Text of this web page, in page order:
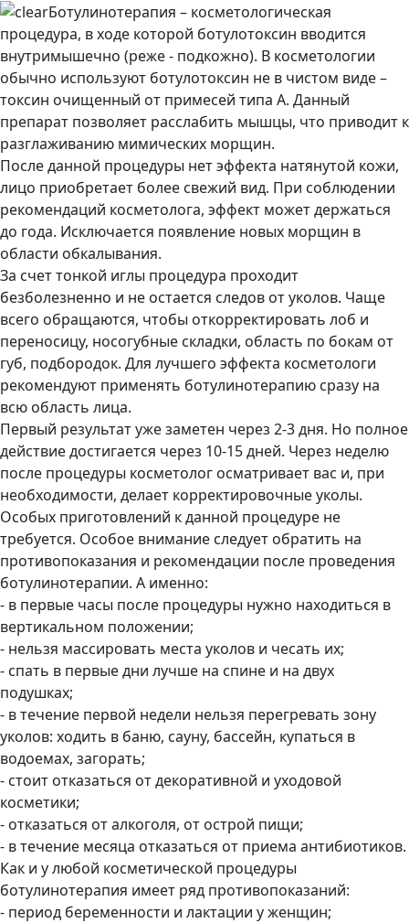
Ботулинотерапия – косметологическая
процедура, в ходе которой ботулотоксин вводится
внутримышечно (реже - подкожно). В косметологии
обычно используют ботулотоксин не в чистом виде –
токсин очищенный от примесей типа А. Данный
препарат позволяет расслабить мышцы, что приводит к
разглаживанию мимических морщин.
После данной процедуры нет эффекта натянутой кожи,
лицо приобретает более свежий вид. При соблюдении
рекомендаций косметолога, эффект может держаться
до года. Исключается появление новых морщин в
области обкалывания.
За счет тонкой иглы процедура проходит
безболезненно и не остается следов от уколов. Чаще
всего обращаются, чтобы откорректировать лоб и
переносицу, носогубные складки, область по бокам от
губ, подбородок. Для лучшего эффекта косметологи
рекомендуют применять ботулинотерапию сразу на
всю область лица.
Первый результат уже заметен через 2-3 дня. Но полное
действие достигается через 10-15 дней. Через неделю
после процедуры косметолог осматривает вас и, при
необходимости, делает корректировочные уколы.
Особых приготовлений к данной процедуре не
требуется. Особое внимание следует обратить на
противопоказания и рекомендации после проведения
ботулинотерапии. А именно:
- в первые часы после процедуры нужно находиться в
вертикальном положении;
- нельзя массировать места уколов и чесать их;
- спать в первые дни лучше на спине и на двух
подушках;
- в течение первой недели нельзя перегревать зону
уколов: ходить в баню, сауну, бассейн, купаться в
водоемах, загорать;
- стоит отказаться от декоративной и уходовой
косметики;
- отказаться от алкоголя, от острой пищи;
- в течение месяца отказаться от приема антибиотиков.
Как и у любой косметической процедуры
ботулинотерапия имеет ряд противопоказаний:
- период беременности и лактации у женщин;